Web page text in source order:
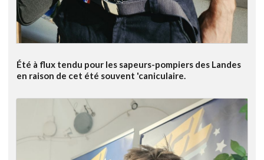
Été à flux tendu pour les sapeurs-pompiers des Landes
en raison de cet été souvent 'caniculaire.